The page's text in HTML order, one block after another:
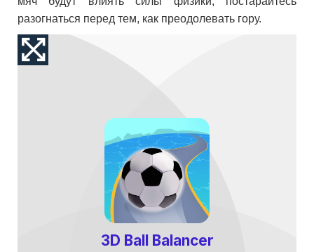
разогнаться перед тем, как преодолевать гору.